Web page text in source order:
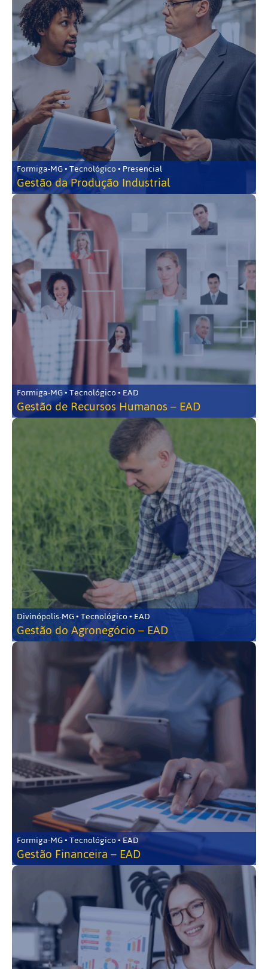
Formiga-MG • Tecnológico • Presencial
Gestão da Produção Industrial
Formiga-MG • Tecnológico • EAD
Gestão de Recursos Humanos – EAD
Divinópolis-MG • Tecnológico • EAD
Gestão do Agronegócio – EAD
Formiga-MG • Tecnológico • EAD
Gestão Financeira – EAD